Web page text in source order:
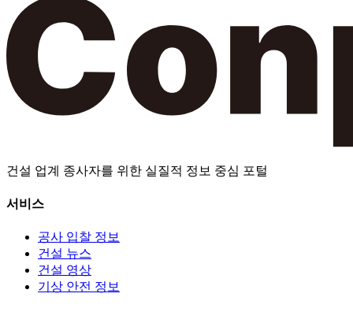
건설 업계 종사자를 위한 실질적 정보 중심 포털
서비스
공사 입찰 정보
건설 뉴스
건설 영상
기상 안전 정보